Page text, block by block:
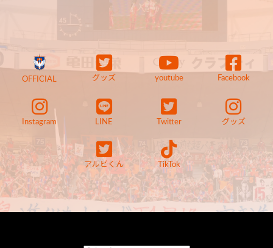
OFFICIAL グッズ youtube Facebook
Instagram LINE Twitter グッズ
アルビくん TikTok